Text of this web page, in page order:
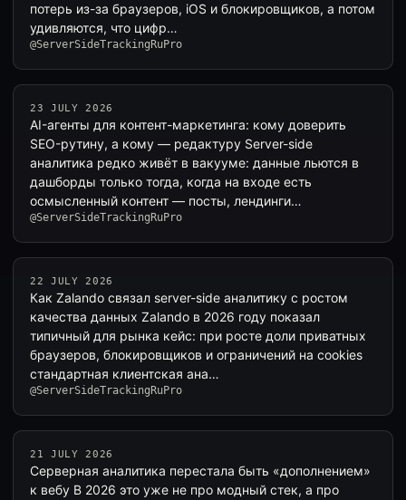
потерь из-за браузеров, iOS и блокировщиков, а потом
удивляются, что цифр…
@ServerSideTrackingRuPro
23 JULY 2026
AI-агенты для контент-маркетинга: кому доверить
SEO-рутину, а кому — редактуру Server-side
аналитика редко живёт в вакууме: данные льются в
дашборды только тогда, когда на входе есть
осмысленный контент — посты, лендинги…
@ServerSideTrackingRuPro
22 JULY 2026
Как Zalando связал server-side аналитику с ростом
качества данных Zalando в 2026 году показал
типичный для рынка кейс: при росте доли приватных
браузеров, блокировщиков и ограничений на cookies
стандартная клиентская ана…
@ServerSideTrackingRuPro
21 JULY 2026
Серверная аналитика перестала быть «дополнением»
к вебу В 2026 это уже не про модный стек, а про